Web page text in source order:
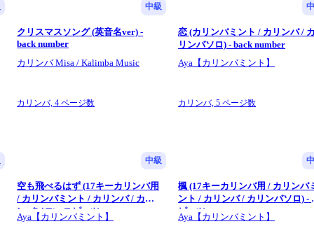
中級
クリスマスソング (英音名ver) -
back number
カリンバ Misa / Kalimba Music
カリンバ,4 ページ数
恋 (カリンバミント / カリンバ / カ
リンバソロ) - back number
Aya【カリンバミント】
カリンバ,5 ページ数
中級
空も飛べるはず (17キーカリンバ用
/ カリンバミント / カリンバ / カリ
ンバソロ) - スピッツ
Aya【カリンバミント】
楓 (17キーカリンバ用 / カリンバ
ント / カリンバ / カリンバソロ) -
ピッツ
Aya【カリンバミント】